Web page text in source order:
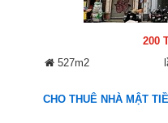
200
527m2
CHO THUÊ NHÀ MẬT